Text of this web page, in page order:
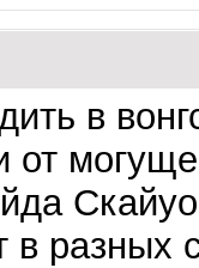
в
от
разных